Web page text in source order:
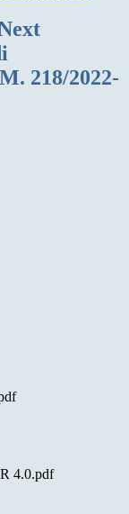
218/2022-
4.0.pdf